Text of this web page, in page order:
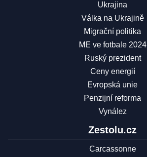
Ukrajina
Válka na Ukrajině
Migrační politika
ME ve fotbale 2024
Ruský prezident
Ceny energií
Evropská unie
Penzijní reforma
Vynález
Zestolu.cz
Carcassonne